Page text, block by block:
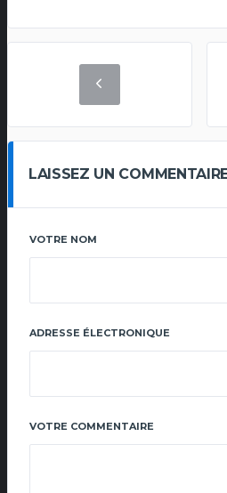
LAISSEZ UN
VOTRE NOM
ADRESSE ÉLECTRONIQUE
VOTRE COMMENTAIRE